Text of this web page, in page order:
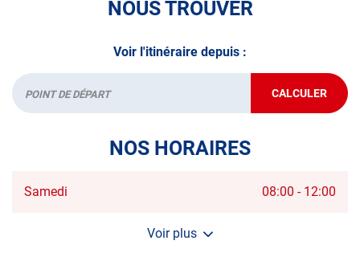
NOUS TROUVER
Voir l'itinéraire depuis :
Départ CALCULER
JUSQU'AU
POINT
NOS HORAIRES
Horaires
Samedi 08:00 - 12:00
Voir plus
et